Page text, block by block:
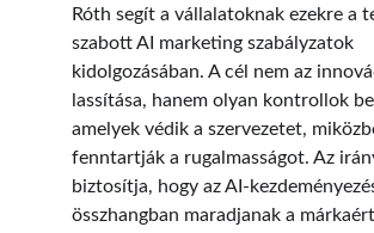
Róth segít a vállalatoknak ezekre a
szabott AI marketing szabályzatok
kidolgozásában. A cél nem az
lassítása, hanem olyan kontrollok
amelyek védik a szervezetet,
fenntartják a rugalmasságot. Az
biztosítja, hogy az AI-
összhangban maradjanak a